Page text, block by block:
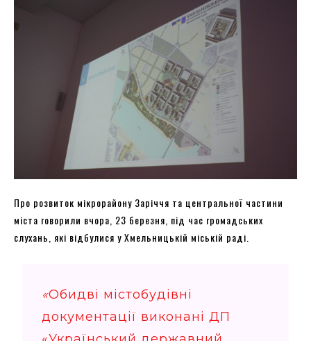
Про розвиток мікрорайону Заріччя та центральної частини
міста говорили вчора, 23 березня, під час громадських
слухань, які відбулися у Хмельницькій міській раді.
«Обидві містобудівні
документації виконані ДП